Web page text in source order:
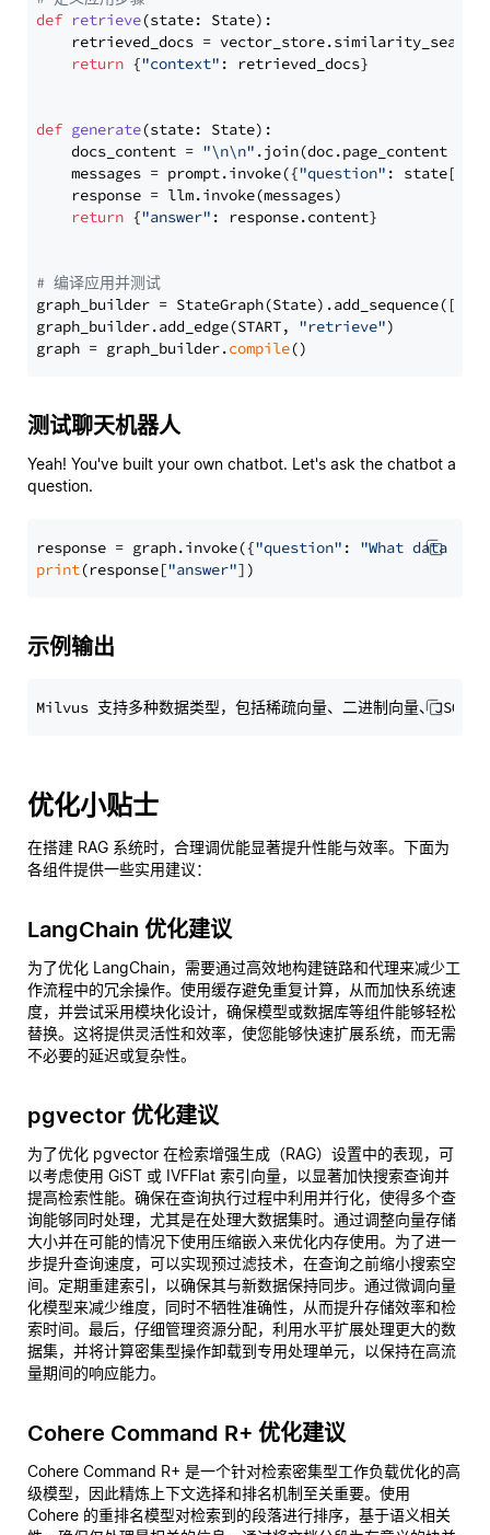
def retrieve(state: State):
retrieved_docs =
return {"context" : retrieved_docs}
def generate(state: State):
    docs_content =
"\n\n" .join(doc.page_content
    messages = prompt.invoke({
"question" : state[
    response = llm.invoke(messages)
return {"answer" : response.content}
# 编译应用并测试
graph_builder =
graph_builder.add_edge(START, "retrieve")
graph = graph_builder.compile
测试聊天机器人
Yeah! You've built your own chatbot. Let's ask the chatbot a
question.
response = graph.invoke({"question" : "What data
print(response["answer"
示例输出
优化小贴士
在搭建 RAG 系统时，合理调优能显著提升性能与效率。下面为
各组件提供一些实用建议：
LangChain 优化建议
为了优化 LangChain，需要通过高效地构建链路和代理来减少工
作流程中的冗余操作。使用缓存避免重复计算，从而加快系统速
度，并尝试采用模块化设计，确保模型或数据库等组件能够轻松
替换。这将提供灵活性和效率，使您能够快速扩展系统，而无需
不必要的延迟或复杂性。
pgvector 优化建议
为了优化 pgvector 在检索增强生成（RAG）设置中的表现，可
以考虑使用 GiST 或 IVFFlat 索引向量，以显著加快搜索查询并
提高检索性能。确保在查询执行过程中利用并行化，使得多个查
询能够同时处理，尤其是在处理大数据集时。通过调整向量存储
大小并在可能的情况下使用压缩嵌入来优化内存使用。为了进一
步提升查询速度，可以实现预过滤技术，在查询之前缩小搜索空
间。定期重建索引，以确保其与新数据保持同步。通过微调向量
化模型来减少维度，同时不牺牲准确性，从而提升存储效率和检
索时间。最后，仔细管理资源分配，利用水平扩展处理更大的数
据集，并将计算密集型操作卸载到专用处理单元，以保持在高流
量期间的响应能力。
Cohere Command R+ 优化建议
Cohere Command R+ 是一个针对检索密集型工作负载优化的高
级模型，因此精炼上下文选择和排名机制至关重要。使用
Cohere 的重排名模型对检索到的段落进行排序，基于语义相关